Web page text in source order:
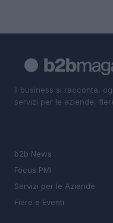
Il business si racconta,
servizi per le aziende,
b2b News
Focus PMI
Servizi per le Aziende
Fiere e Eventi